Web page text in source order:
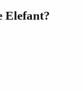
Elefant?